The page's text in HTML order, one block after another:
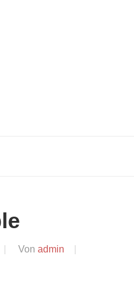
Von admin